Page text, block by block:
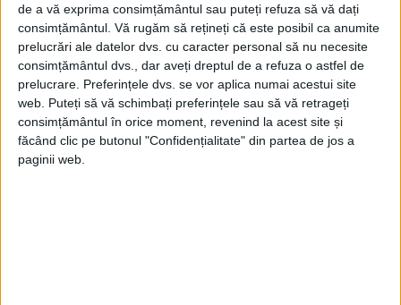
de a vă exprima consimțământul sau puteți refuza să vă dați
consimțământul. Vă rugăm să rețineți că este posibil ca anumite
prelucrări ale datelor dvs. cu caracter personal să nu necesite
consimțământul dvs., dar aveți dreptul de a refuza o astfel de
prelucrare. Preferințele dvs. se vor aplica numai acestui site
web. Puteți să vă schimbați preferințele sau să vă retrageți
consimțământul în orice moment, revenind la acest site și
făcând clic pe butonul "Confidențialitate" din partea de jos a
paginii web.
A reușit să-i ademenească pe Cezar și pe
oamenii săi pe nava sa de sclavi.
Odată ajunși la bord, au primit hrană, în
timp ce erau ademeniți cu mătăsuri,
bijuterii și muzică.